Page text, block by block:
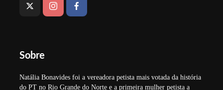
Sobre
Natália Bonavides foi a vereadora petista mais votada da história
do PT no Rio Grande do Norte e a primeira mulher petista a